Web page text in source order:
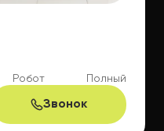
Робот Полный
Звонок